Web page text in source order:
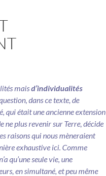
maisd’individualités
dans ce texte, de
qui était une ancienne extension
ne plus revenir sur Terre, décide
raisons qui nous mèneraient
exhaustive ici. Comme
qu’une seule vie, une
en simultané, et peu même